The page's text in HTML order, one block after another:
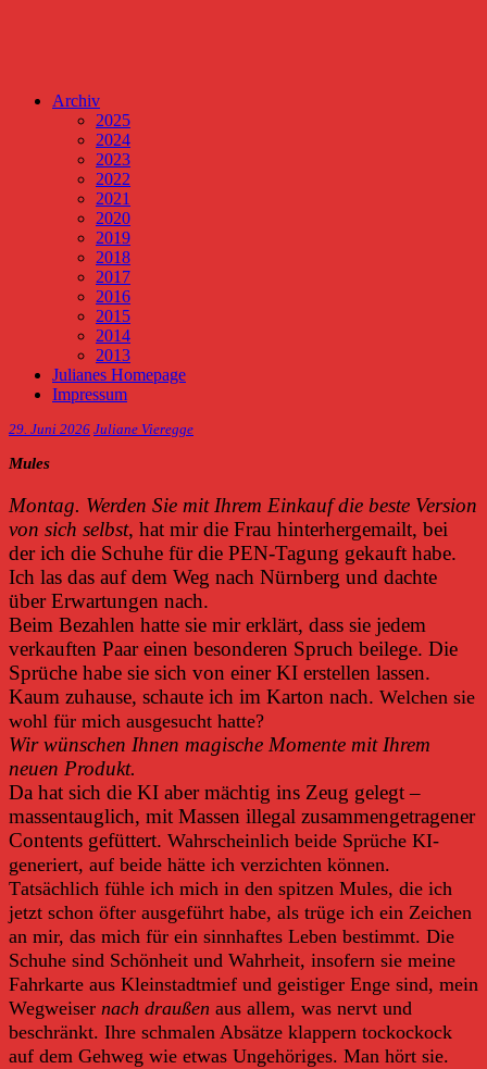
Archiv
2025
2024
2023
2022
2021
2020
2019
2018
2017
2016
2015
2014
2013
Julianes Homepage
Impressum
29. Juni 2026 Juliane Vieregge
Mules
Montag. Werden Sie mit Ihrem Einkauf die beste Version
von sich selbst, hat mir die Frau hinterhergemailt, bei
der ich die Schuhe für die PEN-Tagung gekauft habe.
Ich las das auf dem Weg nach Nürnberg und dachte
über Erwartungen nach.
Beim Bezahlen hatte sie mir erklärt, dass sie jedem
verkauften Paar einen besonderen Spruch beilege. Die
Sprüche habe sie sich von einer KI erstellen lassen.
Kaum zuhause, schaute ich im Karton nach. Welchen sie
wohl für mich ausgesucht hatte?
Wir wünschen Ihnen magische Momente mit Ihrem
neuen Produkt.
Da hat sich die KI aber mächtig ins Zeug gelegt –
massentauglich, mit Massen illegal zusammengetragener
Contents gefüttert. Wahrscheinlich beide Sprüche KI-
generiert, auf beide hätte ich verzichten können.
Tatsächlich fühle ich mich in den spitzen Mules, die ich
jetzt schon öfter ausgeführt habe, als trüge ich ein Zeichen
an mir, das mich für ein sinnhaftes Leben bestimmt. Die
Schuhe sind Schönheit und Wahrheit, insofern sie meine
Fahrkarte aus Kleinstadtmief und geistiger Enge sind, mein
Wegweiser nach draußen aus allem, was nervt und
beschränkt. Ihre schmalen Absätze klappern tockockock
auf dem Gehweg wie etwas Ungehöriges. Man hört sie.